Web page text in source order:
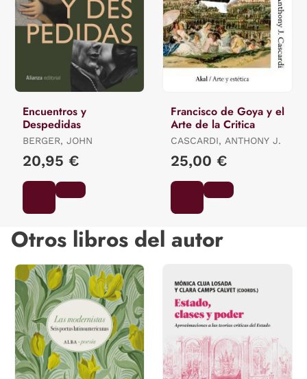
Encuentros y
Despedidas
BERGER, JOHN
20,95 €
Francisco de Goya y el
Arte de la Critica
CASCARDI, ANTHONY J.
25,00 €
Otros libros del autor